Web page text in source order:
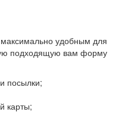
удобным для
подходящую вам форму
посылки;
карты;